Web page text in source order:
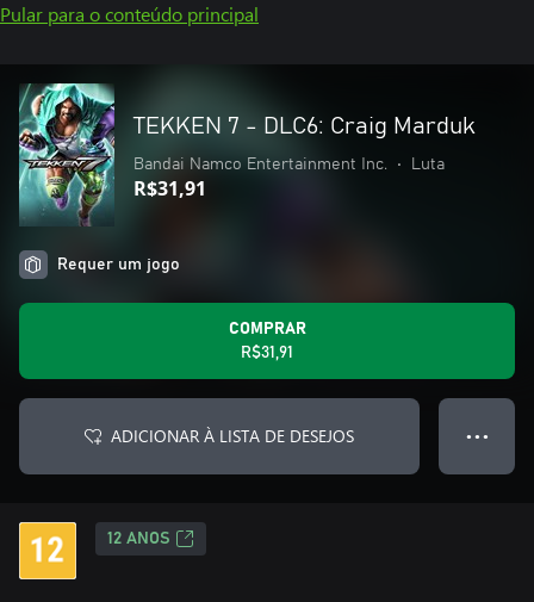
Pular para o conteúdo principal
TEKKEN 7 - DLC6: Craig Marduk
Bandai Namco Entertainment Inc. • Luta
R$31,91
Requer um jogo
COMPRAR
R$31,91
ADICIONAR À LISTA DE DESEJOS ● ● ●
12 ANOS